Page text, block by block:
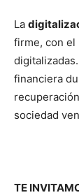
La
firme, con el
financiera
sociedad
TE